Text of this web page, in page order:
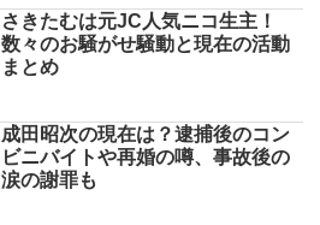
さきたむは元JC人気ニコ生主！
数々のお騒がせ騒動と現在の活動
まとめ
成田昭次の現在は？逮捕後のコン
ビニバイトや再婚の噂、事故後の
涙の謝罪も